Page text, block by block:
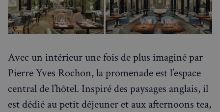
Avec un intérieur une fois de plus imaginé par
Pierre Yves Rochon, la promenade est l’espace
central de l’hôtel. Inspiré des paysages anglais, il
est dédié au petit déjeuner et aux afternoons tea,